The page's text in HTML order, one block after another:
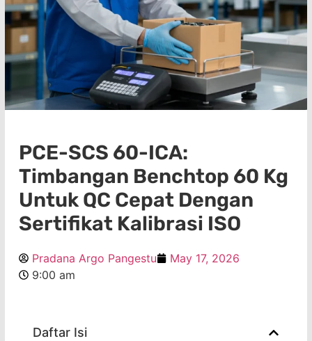
PCE-SCS 60-ICA:
Timbangan Benchtop 60 Kg
Untuk QC Cepat Dengan
Sertifikat Kalibrasi ISO
Pradana Argo Pangestu
May 17, 2026
9:00 am
Daftar Isi